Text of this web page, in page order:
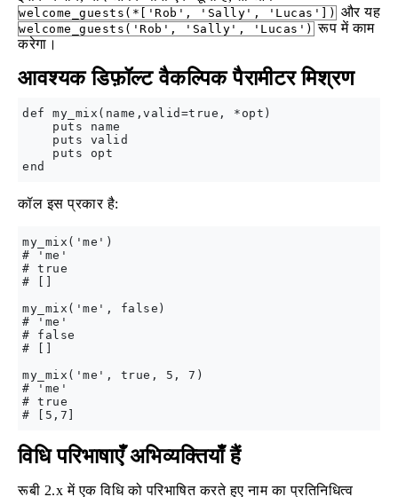
welcome_guests(*['Rob', 'Sally', 'Lucas']) और यह
welcome_guests('Rob', 'Sally', 'Lucas') रूप में काम
करेगा।
आवश्यक डिफ़ॉल्ट वैकल्पिक पैरामीटर मिश्रण
def my_mix(name,valid=true, *opt)
    puts name
    puts valid
    puts opt
कॉल इस प्रकार है:
my_mix('me')
# 'me'
# true
# []
my_mix('me', false)
# 'me'
# false
# []
my_mix('me', true, 5, 7)
# 'me'
# true
विधि परिभाषाएँ अभिव्यक्तियाँ हैं
रूबी 2.x में एक विधि को परिभाषित करते हुए नाम का प्रतिनिधित्व